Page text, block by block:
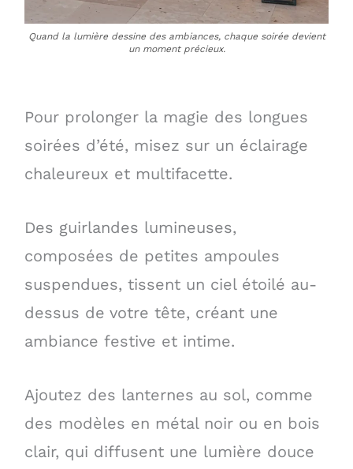
Quand la lumière dessine des ambiances, chaque soirée devient
un moment précieux.
Pour prolonger la magie des longues
soirées d’été, misez sur un éclairage
chaleureux et multifacette.
Des guirlandes lumineuses,
composées de petites ampoules
suspendues, tissent un ciel étoilé au-
dessus de votre tête, créant une
ambiance festive et intime.
Ajoutez des lanternes au sol, comme
des modèles en métal noir ou en bois
clair, qui diffusent une lumière douce